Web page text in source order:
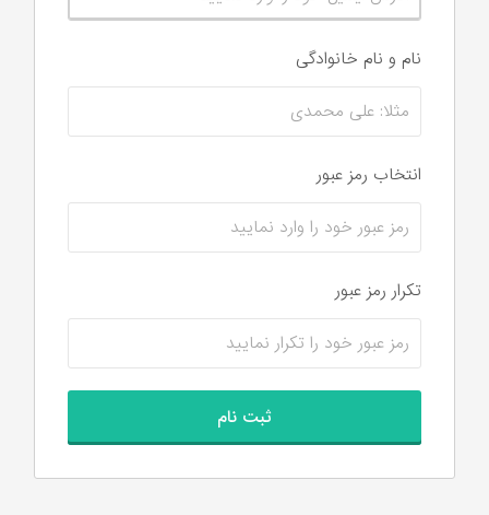
نام و نام‌ خانوادگی
انتخاب رمز عبور
تکرار رمز عبور